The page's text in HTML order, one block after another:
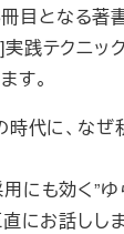
目となる著
践テクニッ
す。
代に、なぜ
にも効く”
にお話ししま